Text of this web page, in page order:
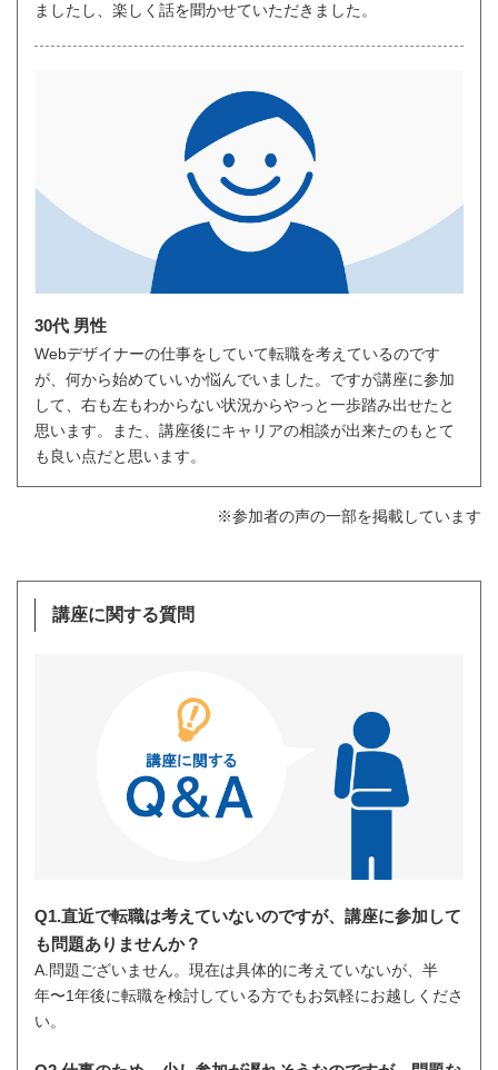
ましたし、楽しく話を聞かせていただきました。
30代 男性
Webデザイナーの仕事をしていて転職を考えているのです
が、何から始めていいか悩んでいました。ですが講座に参加
して、右も左もわからない状況からやっと一歩踏み出せたと
思います。また、講座後にキャリアの相談が出来たのもとて
も良い点だと思います。
※参加者の声の一部を掲載しています
講座に関する質問
Q1.直近で転職は考えていないのですが、講座に参加して
も問題ありませんか？
A.問題ございません。現在は具体的に考えていないが、半
年〜1年後に転職を検討している方でもお気軽にお越しくださ
い。